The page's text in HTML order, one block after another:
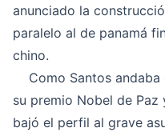
anunciado la
paralelo al de panamá
chino.
Como Santos andaba
su premio Nobel de Paz
bajó el perfil al grave